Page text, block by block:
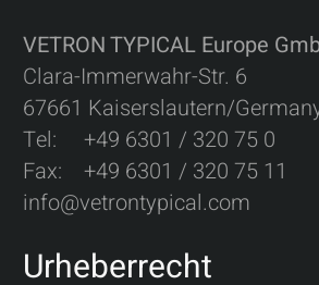
VETRON TYPICAL Europe
Clara-Immerwahr-Str. 6
67661 Kaiserslautern/
Tel: +49 6301 / 320 75 0
Fax: +49 6301 / 320 75 11
info@vetrontypical.com
Urheberrecht